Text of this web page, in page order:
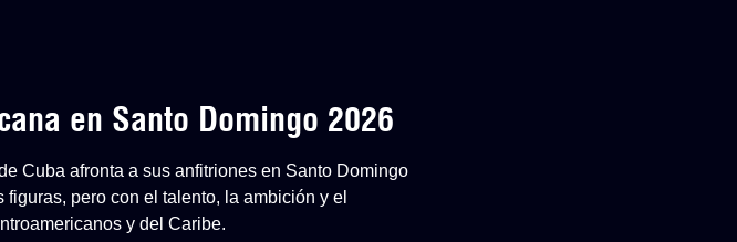
en Santo Domingo 2026
Cuba afronta a sus anfitriones en Santo Domingo
pero con el talento, la ambición y el
y del Caribe.